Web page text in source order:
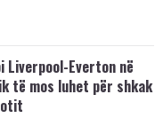
Liverpool-Everton në
të mos luhet për shkak